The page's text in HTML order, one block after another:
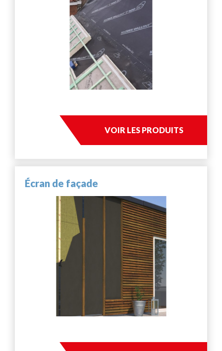
VOIR LES PRODUITS
Écran de façade